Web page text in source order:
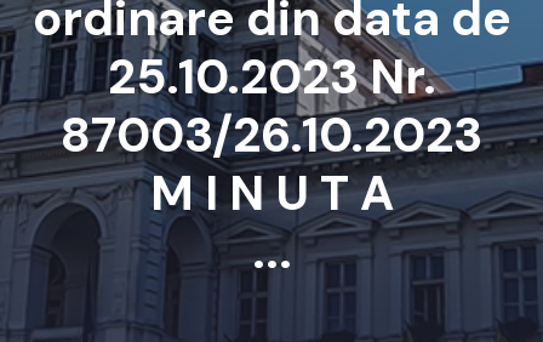
ordinare din data de
25.10.2023 Nr.
87003/26.10.2023
M I N U T A
...